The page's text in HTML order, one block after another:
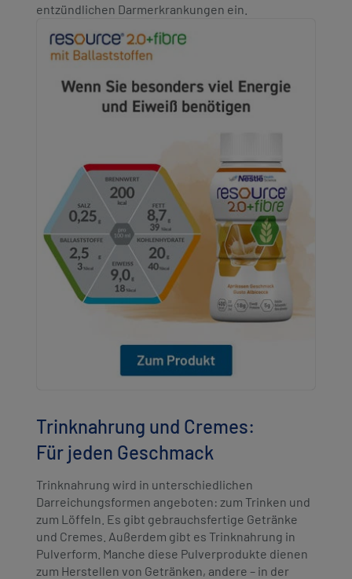
entzündlichen Darmerkrankungen ein.
Trinknahrung und Cremes:
Für jeden Geschmack
Trinknahrung wird in unterschiedlichen
Darreichungsformen angeboten: zum Trinken und
zum Löffeln. Es gibt gebrauchsfertige Getränke
und Cremes. Außerdem gibt es Trinknahrung in
Pulverform. Manche diese Pulverprodukte dienen
zum Herstellen von Getränken, andere – in der